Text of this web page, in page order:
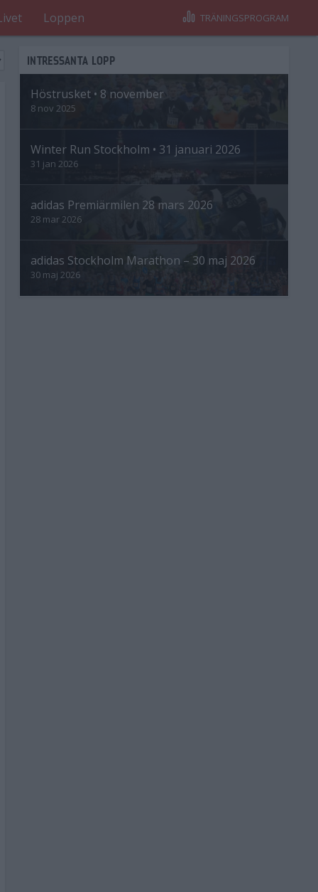
Loppen TRÄNINGSPROGRAM
INTRESSANTA LOPP
Höstrusket • 8 november
8 nov 2025
Winter Run Stockholm • 31 januari 2026
31 jan 2026
adidas Premiärmilen 28 mars 2026
28 mar 2026
adidas Stockholm Marathon – 30 maj 2026
30 maj 2026